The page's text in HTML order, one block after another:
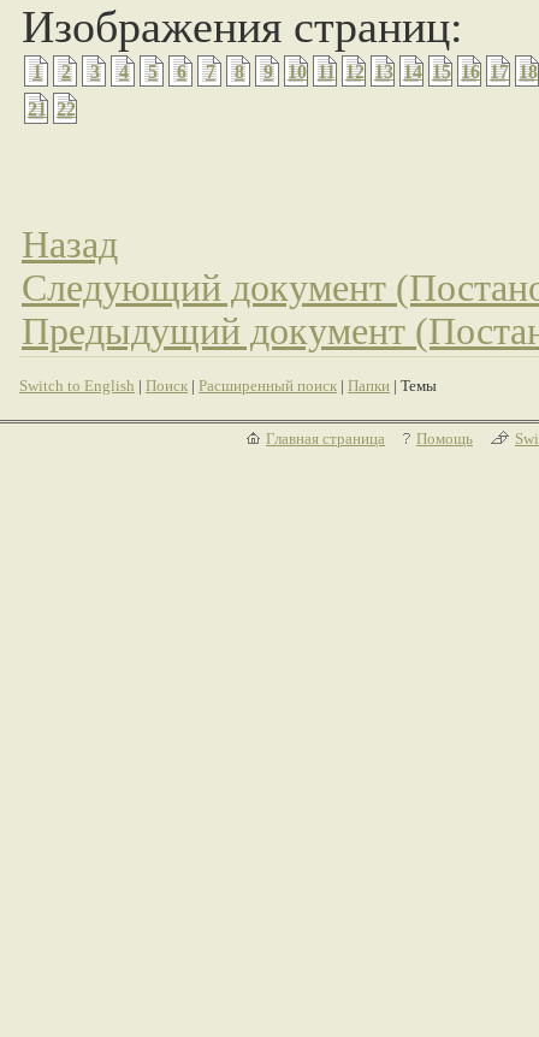
Изображения страниц:
1 2 3 4 5 6 7 8 9 10 11 12 13 14 15 16 17 18
21 22
Назад
Следующий документ
Предыдущий документ
Switch to English | Поиск | Расширенный поиск | Папки | Темы
Главная страница Помощь